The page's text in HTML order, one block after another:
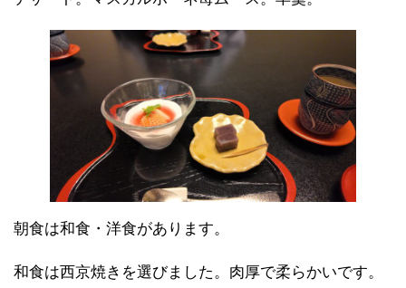
朝食は和食・洋食があります。
和食は西京焼きを選びました。肉厚で柔らかいです。